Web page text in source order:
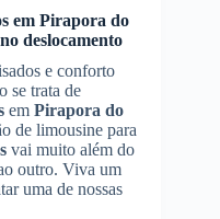
em Pirapora do
deslocamento
e conforto
se trata de
em Pirapora do
de limousine para
vai muito além do
outro. Viva um
uma de nossas